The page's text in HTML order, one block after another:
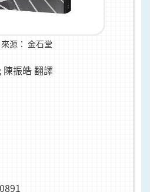
源： 金石堂
振皓 翻譯